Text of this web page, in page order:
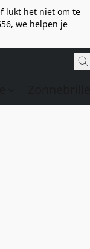
lukt het niet om te
we helpen je